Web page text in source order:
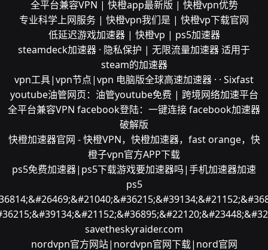
全平台兼容VPN | 快橙app最新版 | 快橙vpn优势
专业科学上网服务 | 快橙vpn我们是 | 快橙vp下载官网
低延迟游戏加速器 | 快橙vp | ps5加速器
steamdeck加速器 · 隐私保护 | 无限流量加速器 适用于
steam的加速器
vpn工具|vpn节点|vpn 电脑版全球高速加速器 · · Sixfast
youtube油管网页：油管youtube免费 | 跨境网络加速平台
全平台兼容VPN facebook登陆：一键连接 facebook加速器
破解版
快橙加速器官网 - 快橙VPN，快橙加速器，fast orange，快
橙子vpn官方APP下载
ps5免费加速器|ps5下载游戏要加速器吗|手机加速器加速
ps5
savetheskyraider.com
nordvpn官方网站|nordvpn官网下载|nord官网